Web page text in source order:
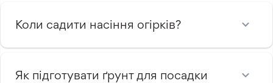
Коли садити насіння огірків?
Як підготувати ґрунт для посадки